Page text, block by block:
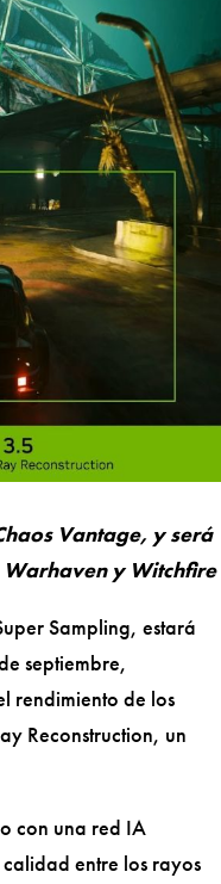
Vantage, y será
y Witchfire
Sampling, estará
septiembre,
rendimiento de los
Reconstruction, un
con una red IA
entre los rayos